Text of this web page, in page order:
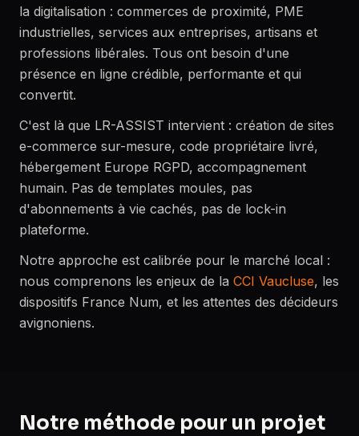
la digitalisation : commerces de proximité, PME
industrielles, services aux entreprises, artisans et
professions libérales. Tous ont besoin d'une
présence en ligne crédible, performante et qui
convertit.
C'est là que LR-ASSIST intervient : création de sites
e-commerce sur-mesure, code propriétaire livré,
hébergement Europe RGPD, accompagnement
humain. Pas de templates moules, pas
d'abonnements à vie cachés, pas de lock-in
plateforme.
Notre approche est calibrée pour le marché local :
nous comprenons les enjeux de la CCI Vaucluse, les
dispositifs France Num, et les attentes des décideurs
avignoniens.
Notre méthode pour un projet